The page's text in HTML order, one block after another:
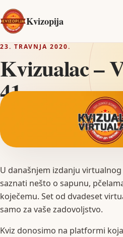
Kvizopija
23. TRAVNJA 2020.
Kvizualac –
41
U današnjem izdanju
saznati nešto o sapunu,
koječemu. Set od dvadeset
samo za vaše zadovoljstvo.
Kviz donosimo na platformi